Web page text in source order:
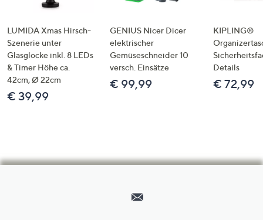
LUMIDA Xmas Hirsch-
Szenerie unter
Glasglocke inkl. 8 LEDs
& Timer Höhe ca.
42cm, Ø 22cm
€ 39,99
GENIUS Nicer Dicer
elektrischer
Gemüseschneider 10
versch. Einsätze
€ 99,99
KIPLING®
Details
€ 72,99